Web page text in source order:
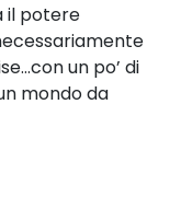
il potere
con un po’ di
mondo da